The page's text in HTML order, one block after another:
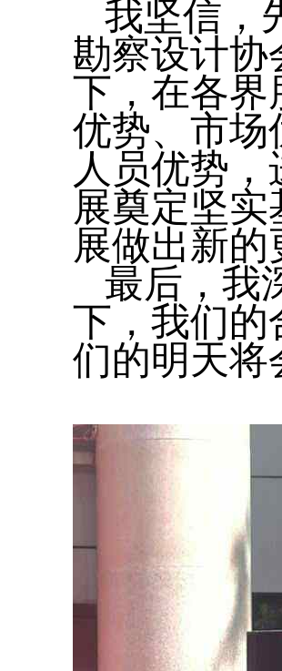
我坚信，
勘察设计协
下，在各界
优势、市场
人员优势
展奠定坚
展做出新
最后，我
下，我们的
们的明天